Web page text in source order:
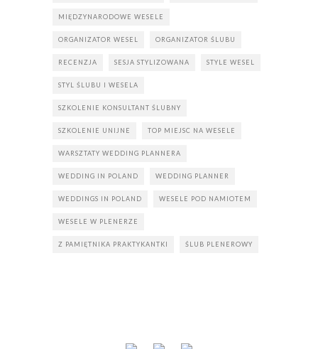
MIĘDZYNARODOWE WESELE
ORGANIZATOR WESEL ORGANIZATOR ŚLUBU
RECENZJA SESJA STYLIZOWANA STYLE WESEL
STYL ŚLUBU I WESELA
SZKOLENIE KONSULTANT ŚLUBNY
SZKOLENIE UNIJNE TOP MIEJSC NA WESELE
WARSZTATY WEDDING PLANNERA
WEDDING IN POLAND WEDDING PLANNER
WEDDINGS IN POLAND WESELE POD NAMIOTEM
WESELE W PLENERZE
Z PAMIĘTNIKA PRAKTYKANTKI ŚLUB PLENEROWY